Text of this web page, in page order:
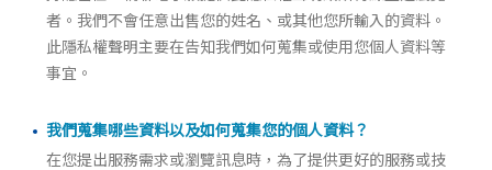
者。我們不會任意出售您的姓名、或其他您所輸入的資料。
此隱私權聲明主要在告知我們如何蒐集或使用您個人資料等
事宜。
我們蒐集哪些資料以及如何蒐集您的個人資料？
在您提出服務需求或瀏覽訊息時，為了提供更好的服務或技